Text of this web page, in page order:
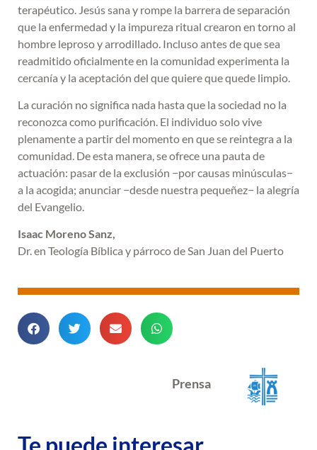
terapéutico. Jesús sana y rompe la barrera de separación
que la enfermedad y la impureza ritual crearon en torno al
hombre leproso y arrodillado. Incluso antes de que sea
readmitido oficialmente en la comunidad experimenta la
cercanía y la aceptación del que quiere que quede limpio.
La curación no significa nada hasta que la sociedad no la
reconozca como purificación. El individuo solo vive
plenamente a partir del momento en que se reintegra a la
comunidad. De esta manera, se ofrece una pauta de
actuación: pasar de la exclusión −por causas minúsculas−
a la acogida; anunciar −desde nuestra pequeñez− la alegría
del Evangelio.
Isaac Moreno Sanz,
Dr. en Teología Bíblica y párroco de San Juan del Puerto
Prensa